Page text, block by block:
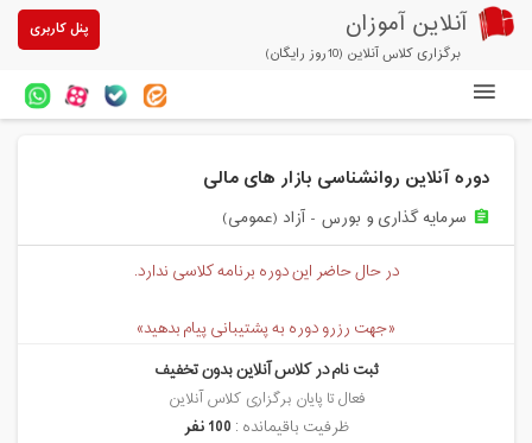
آنلاین آموزان
برگزاری کلاس آنلاین (10روز رایگان)
پنل کاربری
آزمون های آنلاین
مقالات آنلاین آموزان
خرید سرویس کلاس آنلاین
پیشنهادهای ویژه
تخفیفهای مشارکتی
درباره ما
دوره آنلاین روانشناسی بازار های مالی
assignment سرمایه گذاری و بورس - آزاد (عمومی)
در حال حاضر این دوره برنامه کلاسی ندارد.
«جهت رزرو دوره به پشتیبانی پیام بدهید»
ثبت نام در کلاس آنلاین بدون تخفیف
فعال تا پایان برگزاری کلاس آنلاین
ظرفیت باقیمانده : 100 نفر